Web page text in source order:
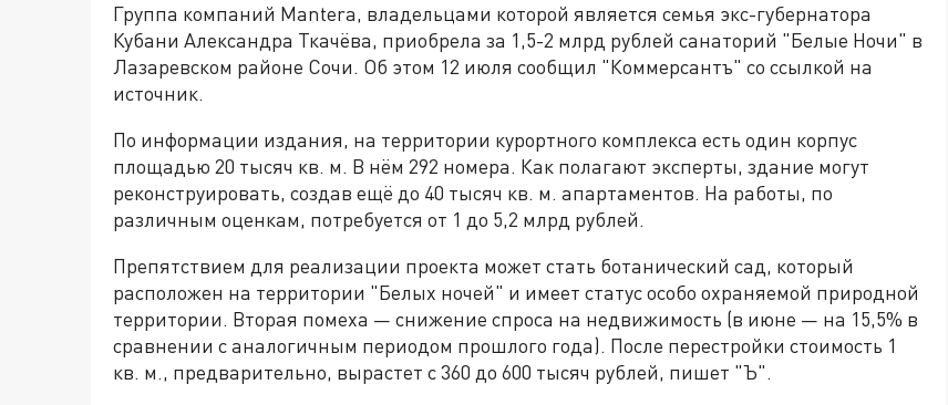
Группа компаний Mantera, владельцами которой является семья экс-губернатора
Кубани Александра Ткачёва, приобрела за 1,5-2 млрд рублей санаторий "Белые Ночи" в
Лазаревском районе Сочи. Об этом 12 июля сообщил "Коммерсантъ" со ссылкой на
источник.
По информации издания, на территории курортного комплекса есть один корпус
площадью 20 тысяч кв. м. В нём 292 номера. Как полагают эксперты, здание могут
реконструировать, создав ещё до 40 тысяч кв. м. апартаментов. На работы, по
различным оценкам, потребуется от 1 до 5,2 млрд рублей.
Препятствием для реализации проекта может стать ботанический сад, который
расположен на территории "Белых ночей" и имеет статус особо охраняемой природной
территории. Вторая помеха — снижение спроса на недвижимость (в июне — на 15,5% в
сравнении с аналогичным периодом прошлого года). После перестройки стоимость 1
кв. м., предварительно, вырастет с 360 до 600 тысяч рублей, пишет "Ъ".